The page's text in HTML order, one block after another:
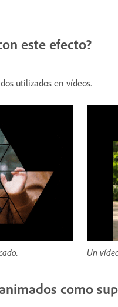
este efecto?
utilizados en vídeos.
Un
como